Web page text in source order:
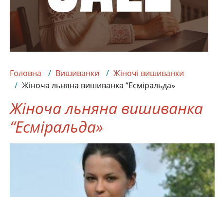
Головна Вишиванки
Жіночі вишиванки
Жіноча льняна вишиванка “Есміральда»
Жіноча льняна вишиванка
“Есміральда»